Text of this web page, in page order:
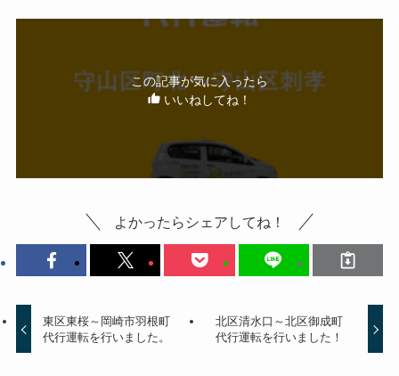
この記事が気に入ったら
いいねしてね！
よかったらシェアしてね！
東区東桜～岡崎市羽根町
代行運転を行いました。
北区清水口～北区御成町
代行運転を行いました！